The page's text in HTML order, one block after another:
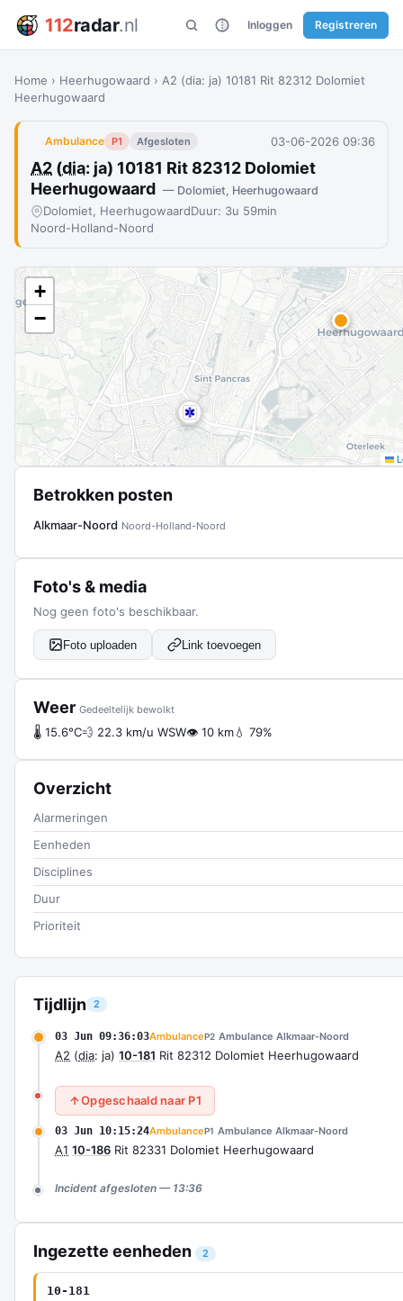
112radar.nl Inloggen Registreren
Home › Heerhugowaard › A2 (dia: ja) 10181 Rit 82312 Dolomiet
Heerhugowaard
Ambulance P1 Afgesloten 03-06-2026 09:36
A2 (dia: ja) 10181 Rit 82312 Dolomiet
Heerhugowaard — Dolomiet, Heerhugowaard
Dolomiet, HeerhugowaardDuur: 3u 59min
Noord-Holland-Noord
Tijdlijn 2
03 Jun 09:36:03AmbulanceP2 Ambulance Alkmaar-Noord
A2 (dia: ja) 10-181 Rit 82312 Dolomiet Heerhugowaard
Opgeschaald naar P1
03 Jun 10:15:24AmbulanceP1 Ambulance Alkmaar-Noord
A1 10-186 Rit 82331 Dolomiet Heerhugowaard
Incident afgesloten — 13:36
Ingezette eenheden 2
10-181
+
−
Betrokken posten
Alkmaar-Noord Noord-Holland-Noord
Foto's & media
Nog geen foto's beschikbaar.
Foto uploaden Link toevoegen
Weer Gedeeltelijk bewolkt
🌡 15.6°C💨 22.3 km/u WSW👁 10 km💧 79%
Overzicht
Alarmeringen
Eenheden
Disciplines
Duur
Prioriteit